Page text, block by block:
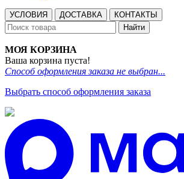
УСЛОВИЯ ДОСТАВКА
КОНТАКТЫ
Найти
МОЯ КОРЗИНА
Ваша корзина пуста!
Способ оформления заказа не выбран...
Выбрать способ оформления заказа